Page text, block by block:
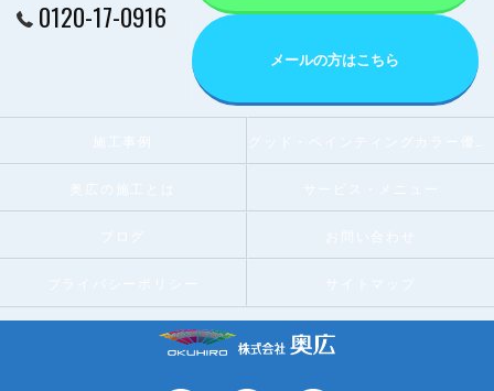
0120-17-0916
メールの方はこちら